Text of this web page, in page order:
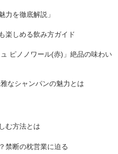
力を徹底解説」
楽しめる飲み方ガイド
ピノノワール(赤)」絶品の味わい
なシャンパンの魅力とは
む方法とは
禁断の枕営業に迫る